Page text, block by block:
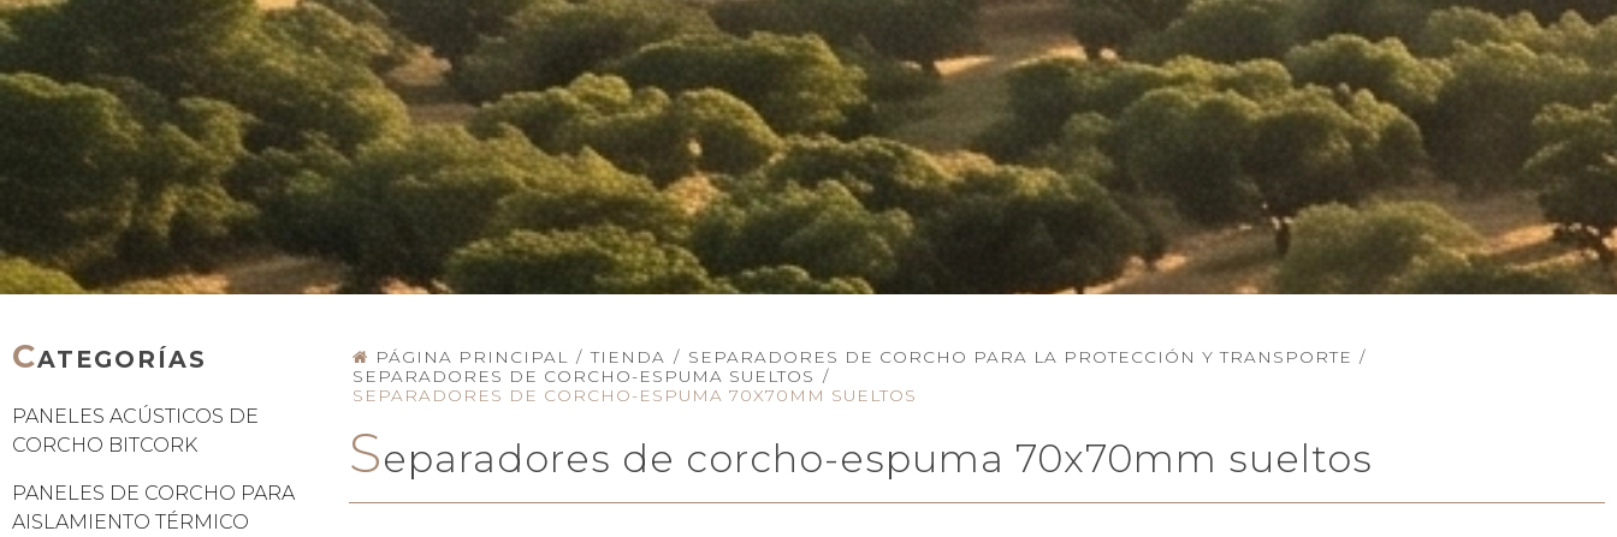
CATEGORÍAS
PANELES ACÚSTICOS DE
CORCHO BITCORK
PANELES DE CORCHO PARA
AISLAMIENTO TÉRMICO
PÁGINA PRINCIPAL / TIENDA / SEPARADORES DE CORCHO PARA LA PROTECCIÓN Y TRANSPORTE /
SEPARADORES DE CORCHO-ESPUMA SUELTOS /
SEPARADORES DE CORCHO-ESPUMA 70X70MM SUELTOS
Separadores de corcho-espuma 70x70mm sueltos